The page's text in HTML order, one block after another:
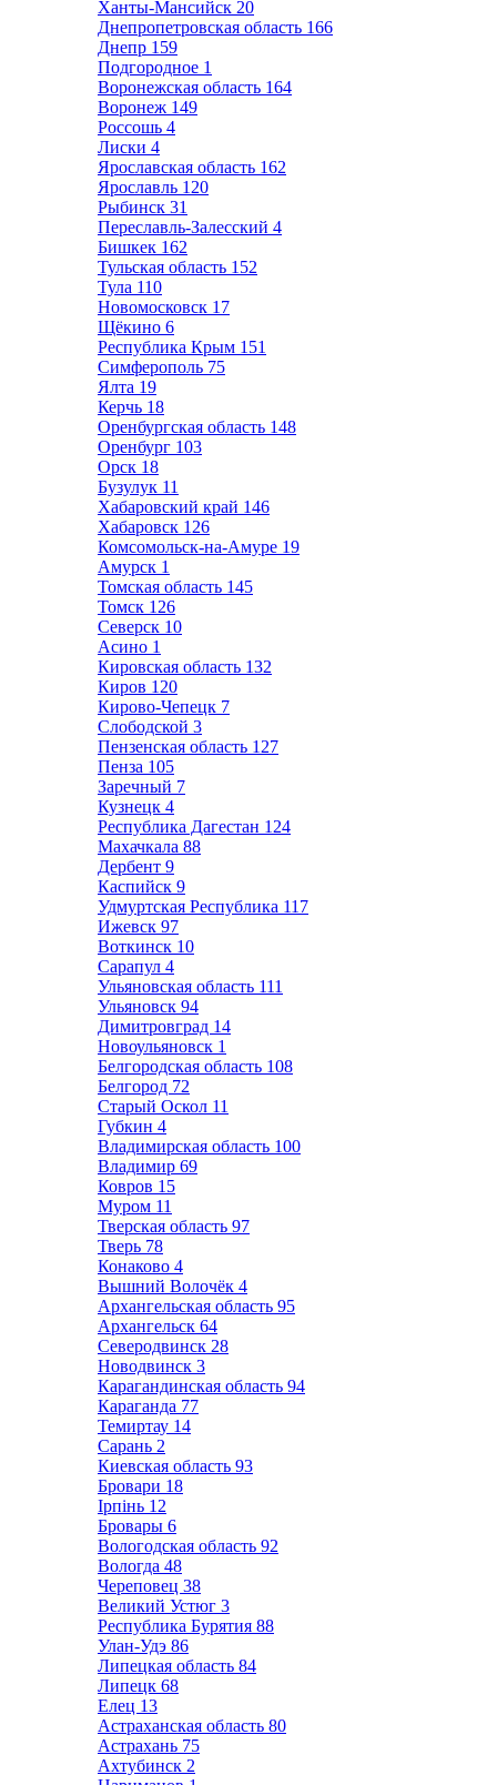
Ханты-Мансийск 20
Днепропетровская область 166
Днепр 159
Подгородное 1
Воронежская область 164
Воронеж 149
Россошь 4
Лиски 4
Ярославская область 162
Ярославль 120
Рыбинск 31
Переславль-Залесский 4
Бишкек 162
Тульская область 152
Тула 110
Новомосковск 17
Щёкино 6
Республика Крым 151
Симферополь 75
Ялта 19
Керчь 18
Оренбургская область 148
Оренбург 103
Орск 18
Бузулук 11
Хабаровский край 146
Хабаровск 126
Комсомольск-на-Амуре 19
Амурск 1
Томская область 145
Томск 126
Северск 10
Асино 1
Кировская область 132
Киров 120
Кирово-Чепецк 7
Слободской 3
Пензенская область 127
Пенза 105
Заречный 7
Кузнецк 4
Республика Дагестан 124
Махачкала 88
Дербент 9
Каспийск 9
Удмуртская Республика 117
Ижевск 97
Воткинск 10
Сарапул 4
Ульяновская область 111
Ульяновск 94
Димитровград 14
Новоульяновск 1
Белгородская область 108
Белгород 72
Старый Оскол 11
Губкин 4
Владимирская область 100
Владимир 69
Ковров 15
Муром 11
Тверская область 97
Тверь 78
Конаково 4
Вышний Волочёк 4
Архангельская область 95
Архангельск 64
Северодвинск 28
Новодвинск 3
Карагандинская область 94
Караганда 77
Темиртау 14
Сарань 2
Киевская область 93
Бровари 18
Ірпінь 12
Бровары 6
Вологодская область 92
Вологда 48
Череповец 38
Великий Устюг 3
Республика Бурятия 88
Улан-Удэ 86
Липецкая область 84
Липецк 68
Елец 13
Астраханская область 80
Астрахань 75
Ахтубинск 2